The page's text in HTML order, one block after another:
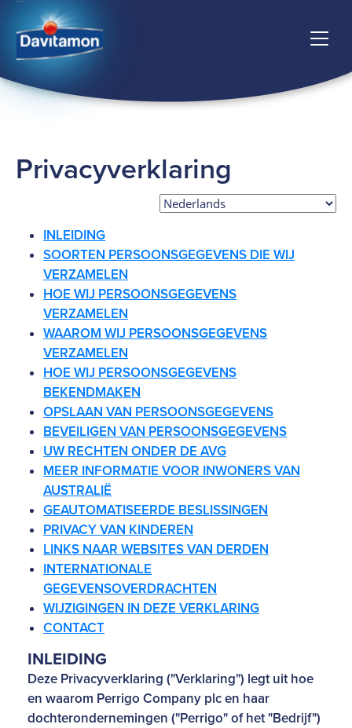
Privacyverklaring
INLEIDING
SOORTEN PERSOONSGEGEVENS DIE WIJ
VERZAMELEN
HOE WIJ PERSOONSGEGEVENS
VERZAMELEN
WAAROM WIJ PERSOONSGEGEVENS
VERZAMELEN
HOE WIJ PERSOONSGEGEVENS
BEKENDMAKEN
OPSLAAN VAN PERSOONSGEGEVENS
BEVEILIGEN VAN PERSOONSGEGEVENS
UW RECHTEN ONDER DE AVG
MEER INFORMATIE VOOR INWONERS VAN
AUSTRALIË
GEAUTOMATISEERDE BESLISSINGEN
PRIVACY VAN KINDEREN
LINKS NAAR WEBSITES VAN DERDEN
INTERNATIONALE
GEGEVENSOVERDRACHTEN
WIJZIGINGEN IN DEZE VERKLARING
CONTACT
INLEIDING
Deze Privacyverklaring ("Verklaring") legt uit hoe
en waarom Perrigo Company plc en haar
dochterondernemingen ("Perrigo" of het "Bedrijf")